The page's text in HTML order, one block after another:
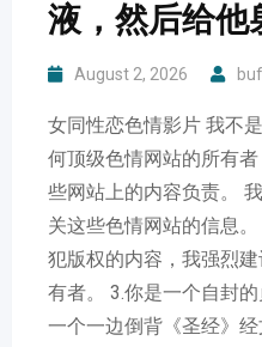
液，然后给他
August 2, 2026
女同性恋色情影片 我不
何顶级色情网站的所有
些网站上的内容负责。
关这些色情网站的信息
犯版权的内容，我强烈
有者。 3.你是一个自封
一个一边倒背《圣经》经